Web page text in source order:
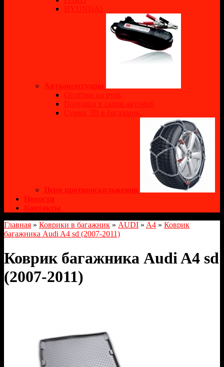
HYUNDAI
Автоаксессуары
Оплётки на руль
Подушки в салон автомоб
Сумки 3D в багажник.
Цепи противоскольжения
Новости
Контакты
Главная » Коврики в багажник » AUDI » A4 » Коврик
багажника Audi A4 sd (2007-2011)
Коврик багажника Audi A4 sd
(2007-2011)